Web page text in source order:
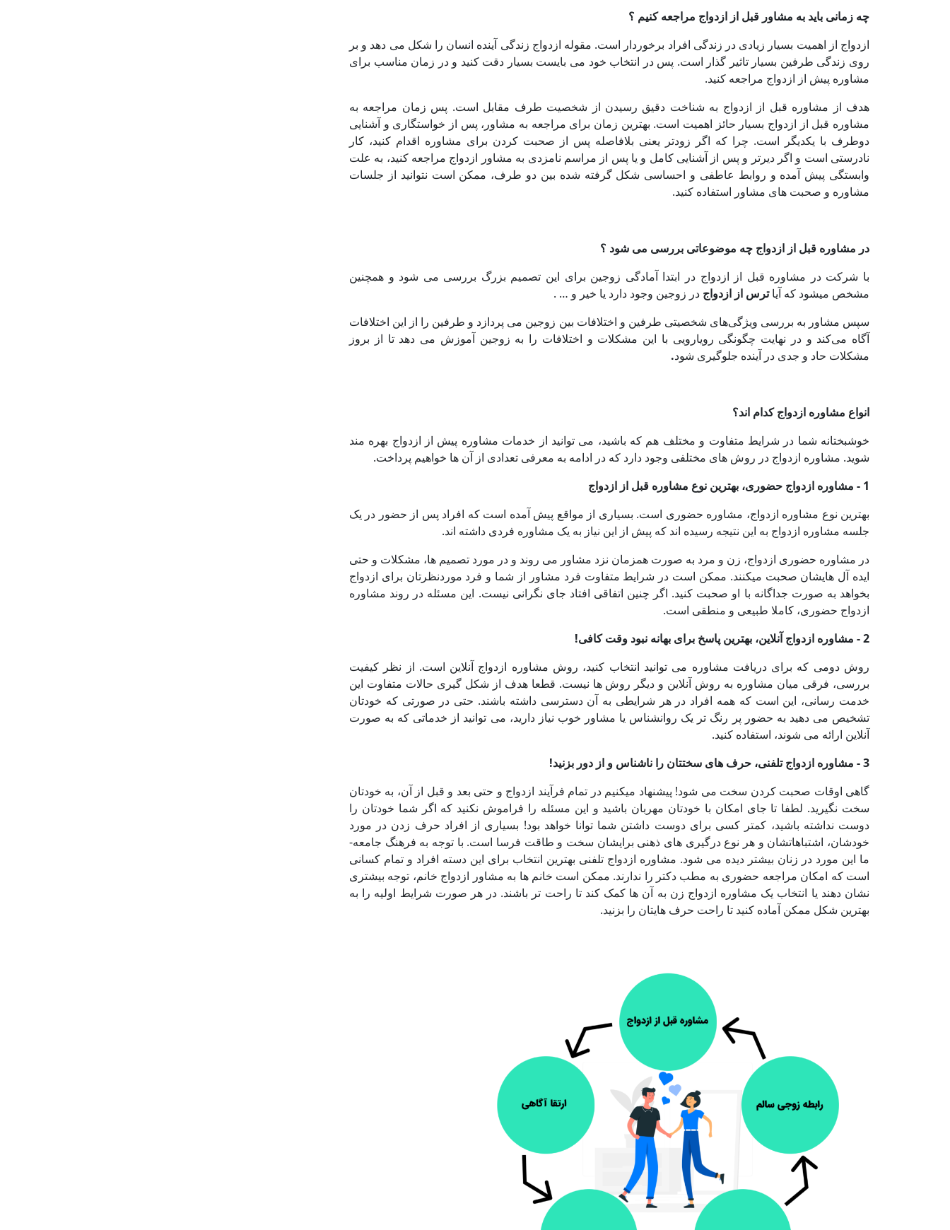
چه زمانی باید به مشاور قبل از ازدواج مراجعه کنیم ؟
ازدواج از اهمیت بسیار زیادی در زندگی افراد برخوردار است. مقوله ازدواج زندگی آینده انسان را شکل می­ دهد و بر
روی زندگی طرفین بسیار تاثیر گذار است. پس در انتخاب خود می ­بایست بسیار دقت کنید و در زمان مناسب برای
مشاوره پیش از ازدواج مراجعه کنید.
هدف از مشاوره قبل از ازدواج به شناخت دقیق رسیدن از شخصیت طرف مقابل است. پس زمان مراجعه به
مشاوره قبل از ازدواج بسیار حائز اهمیت است. بهترین زمان برای مراجعه به مشاور، پس از خواستگاری و آشنایی
دوطرف با یکدیگر است. چرا که اگر زودتر یعنی بلافاصله پس از صحبت کردن برای مشاوره اقدام کنید، کار
نادرستی است و اگر دیرتر و پس از آشنایی کامل و یا پس از مراسم نامزدی به مشاور ازدواج مراجعه کنید، به علت
وابستگی پیش آمده و روابط عاطفی و احساسی شکل گرفته شده بین دو طرف، ممکن است نتوانید از جلسات
مشاوره و صحبت‌ های مشاور استفاده کنید.
در مشاوره قبل از ازدواج چه موضوعاتی بررسی می شود ؟
با شرکت در مشاوره قبل از ازدواج در ابتدا آمادگی زوجین برای این تصمیم بزرگ بررسی می‌ شود و همچنین
مشخص می­شود که آیاترس از ازدواج در زوجین وجود دارد یا خیر و … .
سپس مشاور به بررسی ویژگی‌های شخصیتی طرفین و اختلافات بین زوجین می ‌پردازد و طرفین را از این اختلافات
آگاه می‌کند و در نهایت چگونگی رویارویی با این مشکلات و اختلافات را به زوجین آموزش می‌ دهد تا از بروز
مشکلات حاد و جدی در آینده جلوگیری شود.
انواع مشاوره ازدواج کدام اند؟
خوشبختانه شما در شرایط متفاوت و مختلف هم که باشید، می توانید از خدمات مشاوره پیش از ازدواج بهره مند
شوید. مشاوره ازدواج در روش های مختلفی وجود دارد که در ادامه به معرفی تعدادی از آن ها خواهیم پرداخت.
1 - مشاوره ازدواج حضوری، بهترین نوع مشاوره قبل از ازدواج
بهترین نوع مشاوره ازدواج، مشاوره حضوری است. بسیاری از مواقع پیش آمده است که افراد پس از حضور در یک
جلسه مشاوره ازدواج به این نتیجه رسیده ­اند که پیش از این نیاز به یک مشاوره فردی داشته اند.
در مشاوره حضوری ازدواج، زن و مرد به صورت همزمان نزد مشاور می روند و در مورد تصمیم ها، مشکلات و حتی
ایده آل ­هایشان صحبت می­کنند. ممکن است در شرایط متفاوت فرد مشاور از شما و فرد موردنظرتان برای ازدواج
بخواهد به صورت جداگانه با او صحبت کنید. اگر چنین اتفاقی افتاد جای نگرانی نیست. این مسئله در روند مشاوره
ازدواج حضوری، کاملا طبیعی و منطقی است.
2 - مشاوره ازدواج آنلاین، بهترین پاسخ برای بهانه­ نبود وقت کافی
!
روش دومی که برای دریافت مشاوره می­ توانید انتخاب کنید، روش مشاوره ازدواج آنلاین است. از نظر کیفیت
بررسی، فرقی میان مشاوره به روش آنلاین و دیگر روش ها نیست. قطعا هدف از شکل گیری حالات متفاوت این
خدمت رسانی، این است که همه افراد در هر شرایطی به آن دسترسی داشته باشند. حتی در صورتی که خودتان
تشخیص می­ دهید به حضور پر رنگ ­تر یک روانشناس یا مشاور خوب نیاز دارید، می توانید از خدماتی که به صورت
آنلاین ارائه می شوند، استفاده کنید.
3 - مشاوره ازدواج تلفنی، حرف های سختتان را ناشناس و از دور بزنید
!
گاهی اوقات صحبت کردن سخت می شود! پیشنهاد می­کنیم در تمام فرآیند ازدواج و حتی بعد و قبل از آن، به خودتان
سخت نگیرید. لطفا تا جای امکان با خودتان مهربان باشید و این مسئله را فراموش نکنید که اگر شما خودتان را
دوست نداشته باشید، کمتر کسی برای دوست داشتن شما توانا خواهد بود! بسیاری از افراد حرف زدن در مورد
خودشان، اشتباهاتشان و هر نوع درگیری­ های ذهنی برایشان سخت و طاقت فرسا است. با توجه به فرهنگ جامعه­
ما این مورد در زنان بیشتر دیده می ­شود. مشاوره ازدواج تلفنی بهترین انتخاب برای این دسته افراد و تمام کسانی
است که امکان مراجعه حضوری به مطب دکتر را ندارند. ممکن است خانم ها به مشاور ازدواج خانم، توجه بیشتری
نشان دهند یا انتخاب یک مشاوره ازدواج زن به آن ها کمک کند تا راحت تر باشند. در هر صورت شرایط اولیه را به
بهترین شکل ممکن آماده کنید تا راحت حرف­ هایتان را بزنید.